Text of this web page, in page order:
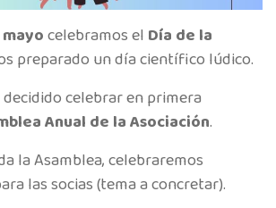
celebramos elDía de la
preparado un día científico lúdico.
celebrar en primera
Anual de la Asociación.
la Asamblea, celebraremos
las socias (tema a concretar).